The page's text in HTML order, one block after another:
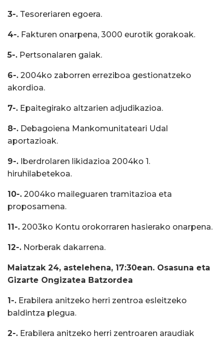
3-. Tesoreriaren egoera.
4-. Fakturen onarpena, 3000 eurotik gorakoak.
5-. Pertsonalaren gaiak.
6-. 2004ko zaborren erreziboa gestionatzeko
akordioa.
7-. Epaitegirako altzarien adjudikazioa.
8-. Debagoiena Mankomunitateari Udal
aportazioak.
9-. Iberdrolaren likidazioa 2004ko 1.
hiruhilabetekoa.
10-. 2004ko maileguaren tramitazioa eta
proposamena.
11-. 2003ko Kontu orokorraren hasierako onarpena.
12-. Norberak dakarrena.
Maiatzak 24, astelehena, 17:30ean. Osasuna eta
Gizarte Ongizatea Batzordea
1-. Erabilera anitzeko herri zentroa esleitzeko
baldintza plegua.
2-. Erabilera anitzeko herri zentroaren araudiak